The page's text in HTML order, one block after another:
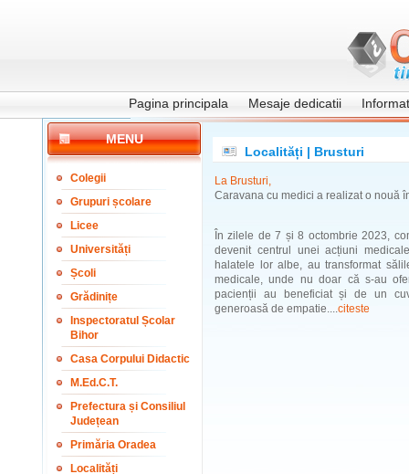
Pagina principala Mesaje dedicatii
MENU
Colegii
Grupuri școlare
Licee
Universități
Școli
Grădinițe
Inspectoratul Școlar
Bihor
Casa Corpului Didactic
M.Ed.C.T.
Prefectura și Consiliul
Județean
Primăria Oradea
Localități
Localități | Brusturi
La Brusturi,
Caravana cu medici a realizat o nouă
În zilele de 7 și 8 octombrie 2023,
devenit centrul unei acțiuni
halatele lor albe, au transformat
medicale, unde nu doar că s-au
pacienții au beneficiat și de un
generoasă de empatie....citeste